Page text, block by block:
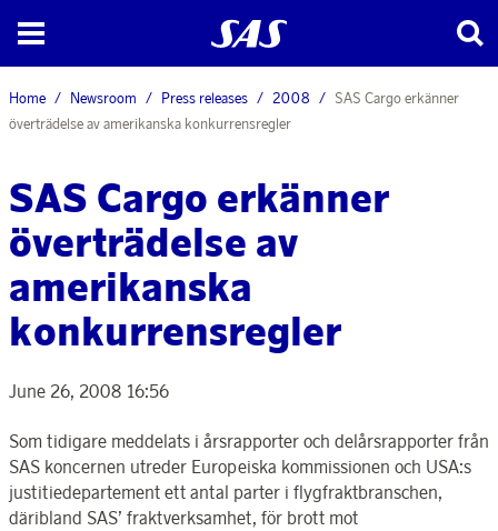
Home Newsroom Press releases 2008
SAS Cargo erkänner
överträdelse av amerikanska konkurrensregler
SAS Cargo erkänner
överträdelse av
amerikanska
konkurrensregler
June 26, 2008 16:56
Som tidigare meddelats i årsrapporter och delårsrapporter från
SAS koncernen utreder Europeiska kommissionen och USA:s
justitiedepartement ett antal parter i flygfraktbranschen,
däribland SAS’ fraktverksamhet, för brott mot